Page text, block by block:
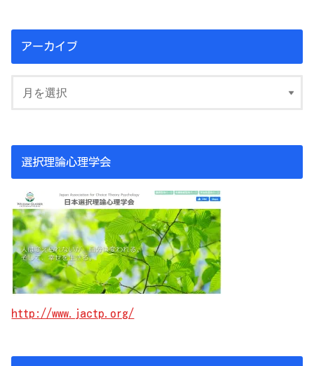
アーカイブ
選択理論心理学会
http://www.jactp.org/